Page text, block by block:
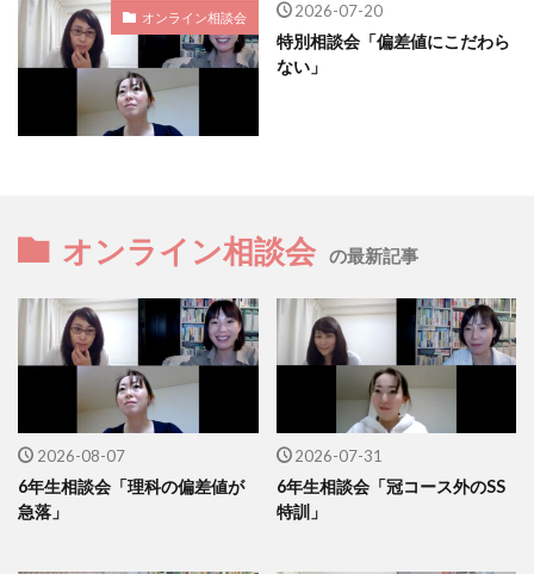
オンライン相談会 2026-07-20
特別相談会「偏差値にこだわら
ない」
オンライン相談会 の最新記事
2026-08-07
6年生相談会「理科の偏差値が
急落」
2026-07-31
6年生相談会「冠コース外のSS
特訓」